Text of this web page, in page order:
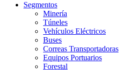
Segmentos
Minería
Túneles
Vehículos Eléctricos
Buses
Correas Transportadoras
Equipos Portuarios
Forestal